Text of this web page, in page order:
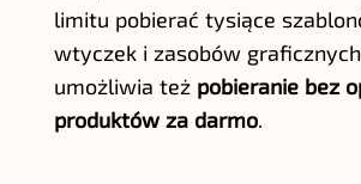
limitu pobierać tysiące
wtyczek i zasobów
umożliwia też pobieranie bez
produktów za darmo.